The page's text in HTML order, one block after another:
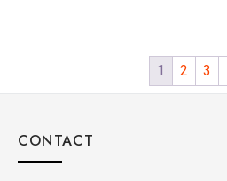
1 2 3
CONTACT